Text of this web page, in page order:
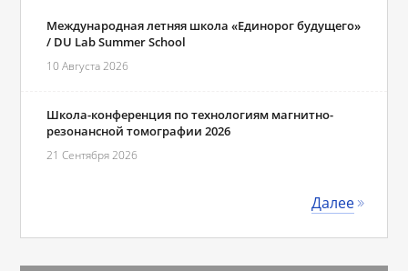
Международная летняя школа «Единорог будущего»
/ DU Lab Summer School
10 Августа 2026
Школа-конференция по технологиям магнитно-
резонансной томографии 2026
21 Сентября 2026
Далее